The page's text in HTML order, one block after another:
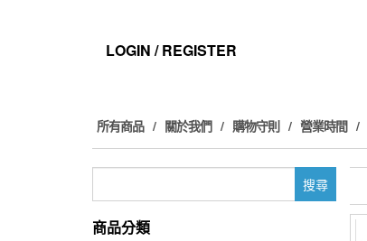
LOGIN / REGISTER
所有商品 關於我們 購物守則 營業時間
鍵
商品分類